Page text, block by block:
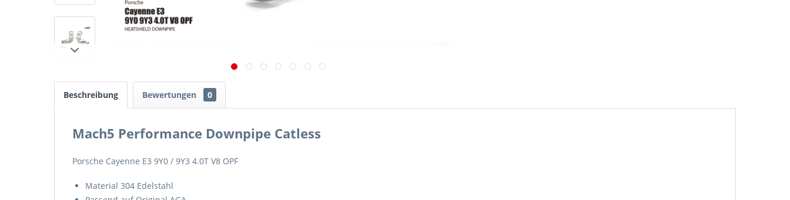
Beschreibung Bewertungen 0
Mach5 Performance Downpipe Catless
Porsche Cayenne E3 9Y0 / 9Y3 4.0T V8 OPF
Material 304 Edelstahl